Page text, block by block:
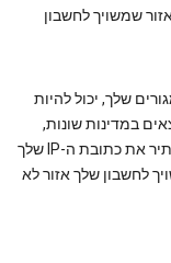
שמשויך לחשבון
שלך, יכול להיות
במדינות שונות,
שהתקנת רשת וירטואלית פרטית (VPN) כדי להסתיר את כתובת ה-IP שלך
לחשבון שלך אזור לא